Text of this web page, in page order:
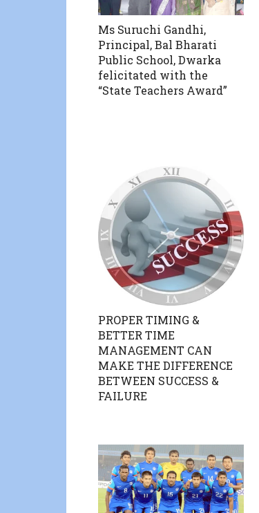
Ms Suruchi Gandhi,
Principal, Bal Bharati
Public School, Dwarka
felicitated with the
“State Teachers Award”
PROPER TIMING &
BETTER TIME
MANAGEMENT CAN
MAKE THE DIFFERENCE
BETWEEN SUCCESS &
FAILURE